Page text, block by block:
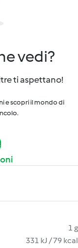
vedi?
ti aspettano!
e scopri il mondo di
1 g
331 kJ / 79 kcal